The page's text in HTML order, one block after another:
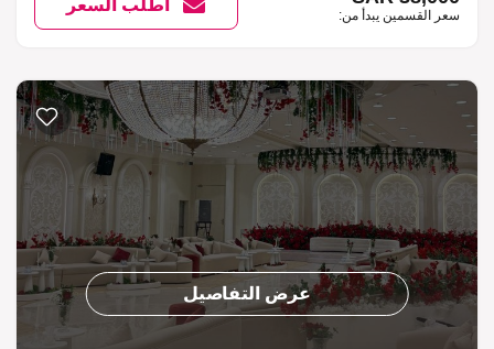
سعر القسمين يبدأ من:
اطلب السعر
عرض التفاصيل